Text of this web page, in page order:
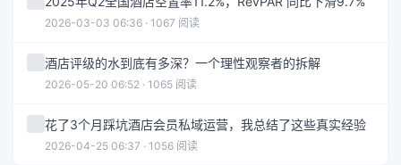
2026-03-03 06:36 · 1067 阅读
酒店评级的水到底有多深？一个理性观察者的拆解
2026-05-20 06:52 · 1065 阅读
花了3个月踩坑酒店会员私域运营，我总结了这些真实经验
2026-04-25 06:37 · 1056 阅读